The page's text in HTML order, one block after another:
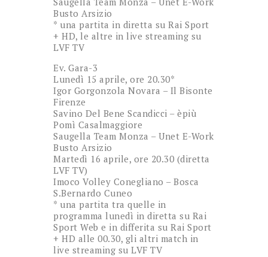
Busto Arsizio
* una partita in diretta su Rai Sport
+ HD, le altre in live streaming su
LVF TV
Ev. Gara-3
Lunedì 15 aprile, ore 20.30*
Igor Gorgonzola Novara – Il Bisonte
Firenze
Savino Del Bene Scandicci – èpiù
Pomì Casalmaggiore
Saugella Team Monza – Unet E-Work
Busto Arsizio
Martedì 16 aprile, ore 20.30 (diretta
LVF TV)
Imoco Volley Conegliano – Bosca
S.Bernardo Cuneo
* una partita tra quelle in
programma lunedì in diretta su Rai
Sport Web e in differita su Rai Sport
+ HD alle 00.30, gli altri match in
live streaming su LVF TV